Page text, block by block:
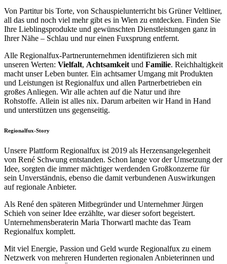
Von Partitur bis Torte, von Schauspielunterricht bis Grüner Veltliner,
all das und noch viel mehr gibt es in Wien zu entdecken. Finden Sie
Ihre Lieblingsprodukte und gewünschten Dienstleistungen ganz in
Ihrer Nähe – Schlau und nur einen Fuxsprung entfernt.
Alle Regionalfux-Partnerunternehmen identifizieren sich mit
unseren Werten: Vielfalt, Achtsamkeit und Familie. Reichhaltigkeit
macht unser Leben bunter. Ein achtsamer Umgang mit Produkten
und Leistungen ist Regionalfux und allen Partnerbetrieben ein
großes Anliegen. Wir alle achten auf die Natur und ihre
Rohstoffe. Allein ist alles nix. Darum arbeiten wir Hand in Hand
und unterstützen uns gegenseitig.
Regionalfux-Story
Unsere Plattform Regionalfux ist 2019 als Herzensangelegenheit
von René Schwung entstanden. Schon lange vor der Umsetzung der
Idee, sorgten die immer mächtiger werdenden Großkonzerne für
sein Unverständnis, ebenso die damit verbundenen Auswirkungen
auf regionale Anbieter.
Als René den späteren Mitbegründer und Unternehmer Jürgen
Schieh von seiner Idee erzählte, war dieser sofort begeistert.
Unternehmensberaterin Maria Thorwartl machte das Team
Regionalfux komplett.
Mit viel Energie, Passion und Geld wurde Regionalfux zu einem
Netzwerk von mehreren Hunderten regionalen Anbieterinnen und